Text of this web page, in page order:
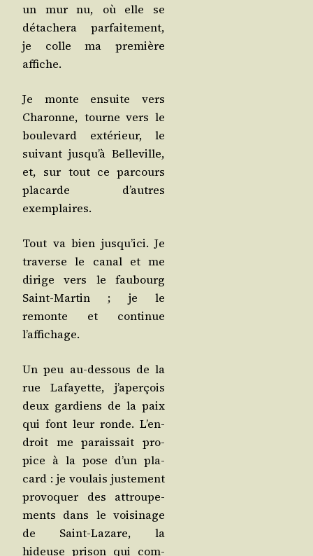
un mur nu, où elle se
déta­che­ra par­fai­te­ment,
je colle ma pre­mière
affiche.
Je monte ensuite vers
Cha­ronne, tourne vers le
bou­le­vard exté­rieur, le
sui­vant jusqu’à Bel­le­ville,
et, sur tout ce par­cours
pla­carde d’autres
exemplaires.
Tout va bien jusqu’ici. Je
tra­verse le canal et me
dirige vers le fau­bourg
Saint-Mar­tin ; je le
remonte et conti­nue
l’affichage.
Un peu au-des­sous de la
rue Lafayette, j’a­per­çois
deux gar­diens de la paix
qui font leur ronde. L’en­
droit me parais­sait pro­
pice à la pose d’un pla­
card : je vou­lais jus­te­ment
pro­vo­quer des attrou­pe­
ments dans le voi­si­nage
de Saint-Lazare, la
hideuse pri­son qui com­